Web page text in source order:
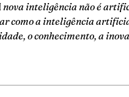
nova inteligência não é
como a inteligência
o conhecimento, a